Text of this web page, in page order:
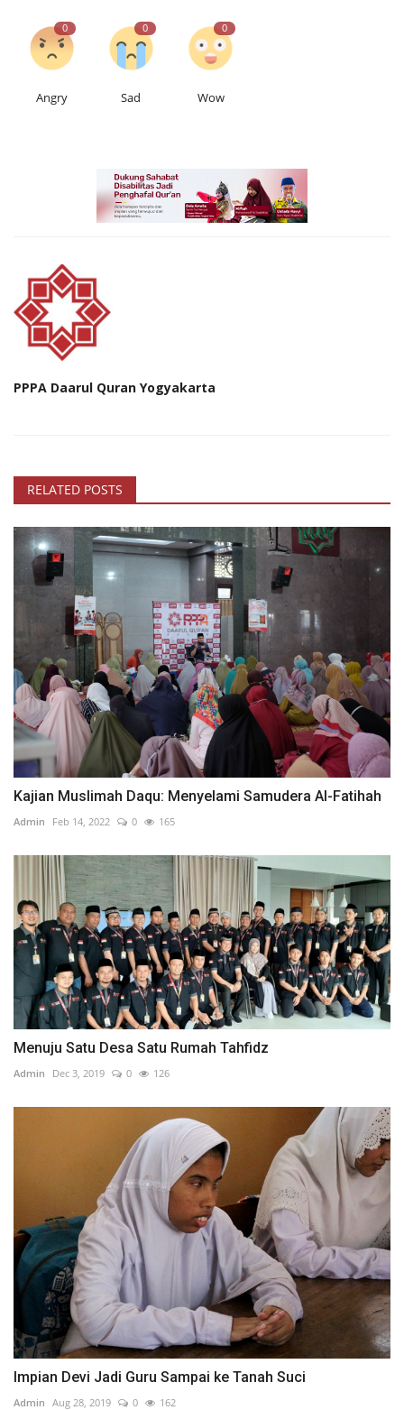
0
Angry
0
Sad
0
Wow
PPPA Daarul Quran Yogyakarta
RELATED POSTS
Kajian Muslimah Daqu: Menyelami Samudera Al-Fatihah
Admin Feb 14, 2022 0 165
Menuju Satu Desa Satu Rumah Tahfidz
Admin Dec 3, 2019 0 126
Impian Devi Jadi Guru Sampai ke Tanah Suci
Admin Aug 28, 2019 0 162